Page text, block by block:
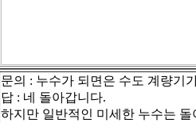
문의 : 누수가 되면은 수도 계량기
답 : 네 돌아갑니다.
하지만 일반적인 미세한 누수는